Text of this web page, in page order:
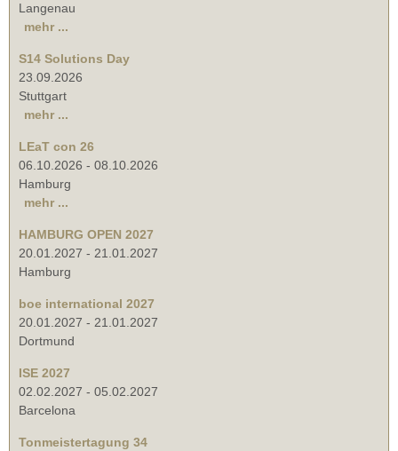
Langenau
mehr ...
S14 Solutions Day
23.09.2026
Stuttgart
mehr ...
LEaT con 26
06.10.2026 - 08.10.2026
Hamburg
mehr ...
HAMBURG OPEN 2027
20.01.2027 - 21.01.2027
Hamburg
boe international 2027
20.01.2027 - 21.01.2027
Dortmund
ISE 2027
02.02.2027 - 05.02.2027
Barcelona
Tonmeistertagung 34